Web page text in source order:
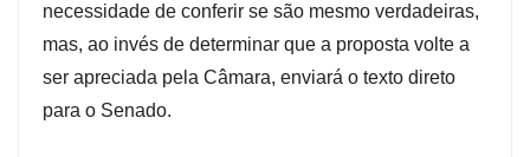
necessidade de conferir se são mesmo verdadeiras,
mas, ao invés de determinar que a proposta volte a
ser apreciada pela Câmara, enviará o texto direto
para o Senado.